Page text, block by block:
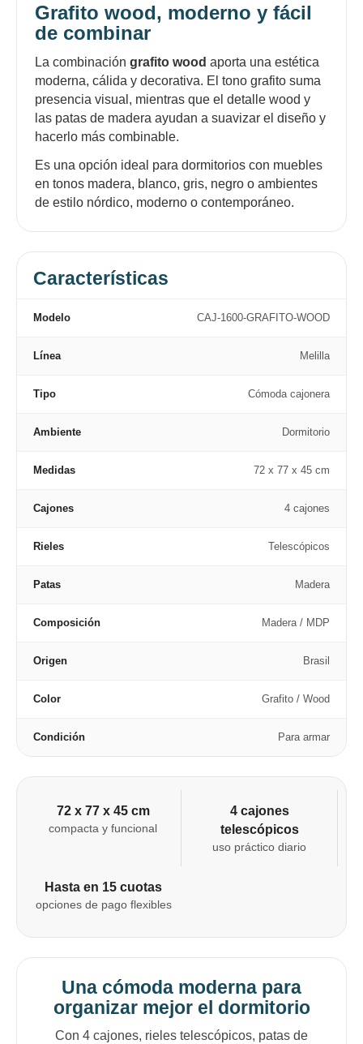
Grafito wood, moderno y fácil
de combinar
La combinación grafito wood aporta una estética
moderna, cálida y decorativa. El tono grafito suma
presencia visual, mientras que el detalle wood y
las patas de madera ayudan a suavizar el diseño y
hacerlo más combinable.
Es una opción ideal para dormitorios con muebles
en tonos madera, blanco, gris, negro o ambientes
de estilo nórdico, moderno o contemporáneo.
Características
Modelo CAJ-1600-GRAFITO-WOOD
Línea Melilla
Tipo Cómoda cajonera
Ambiente Dormitorio
Medidas 72 x 77 x 45 cm
Cajones 4 cajones
Rieles Telescópicos
Patas Madera
Composición Madera / MDP
Origen Brasil
Color Grafito / Wood
Condición Para armar
72 x 77 x 45 cm
compacta y funcional
4 cajones
telescópicos
uso práctico diario
Hasta en 15 cuotas
opciones de pago flexibles
Una cómoda moderna para
organizar mejor el dormitorio
Con 4 cajones, rieles telescópicos, patas de